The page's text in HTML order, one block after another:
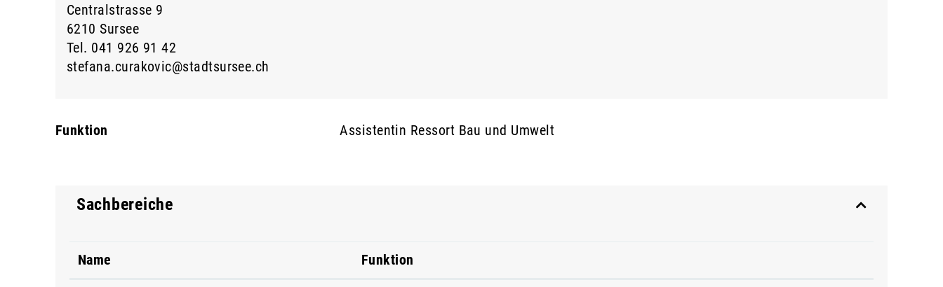
Centralstrasse 9
6210 Sursee
Tel. 041 926 91 42
stefana.curakovic@stadtsursee.ch
Funktion Assistentin Ressort Bau und Umwelt
Sachbereiche
Name Funktion